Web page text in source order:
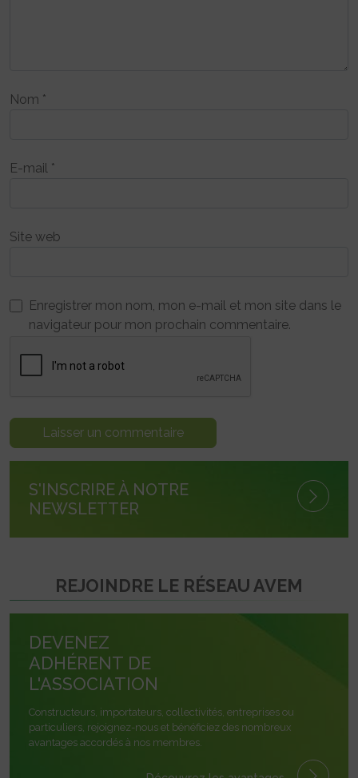
Nom *
E-mail *
Site web
Enregistrer mon nom, mon e-mail et mon site dans le
navigateur pour mon prochain commentaire.
S'INSCRIRE À NOTRE
NEWSLETTER
REJOINDRE LE RÉSEAU AVEM
DEVENEZ
ADHÉRENT DE
L'ASSOCIATION
Constructeurs, importateurs, collectivités, entreprises ou
particuliers, rejoignez-nous et bénéficiez des nombreux
avantages accordés à nos membres.